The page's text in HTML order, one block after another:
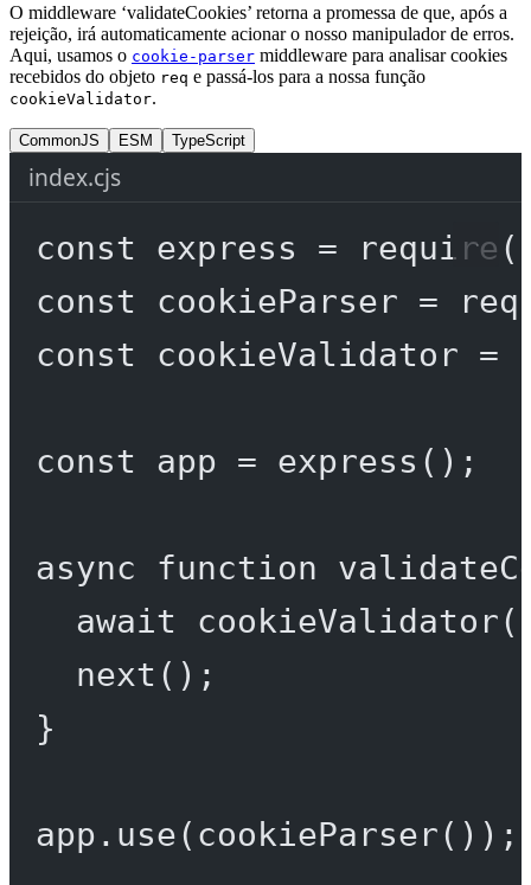
O middleware ‘validateCookies’ retorna a promessa de que, após a
rejeição, irá automaticamente acionar o nosso manipulador de erros.
Aqui, usamos o cookie-parser middleware para analisar cookies
recebidos do objeto req e passá-los para a nossa função
cookieValidator.
CommonJS ESM TypeScript
index.cjs
const express = require (
const
cookieParser =
const
cookieValidator =
const app = express ();
async function
await
cookieValidator
next ();
}
app. use( cookieParser());